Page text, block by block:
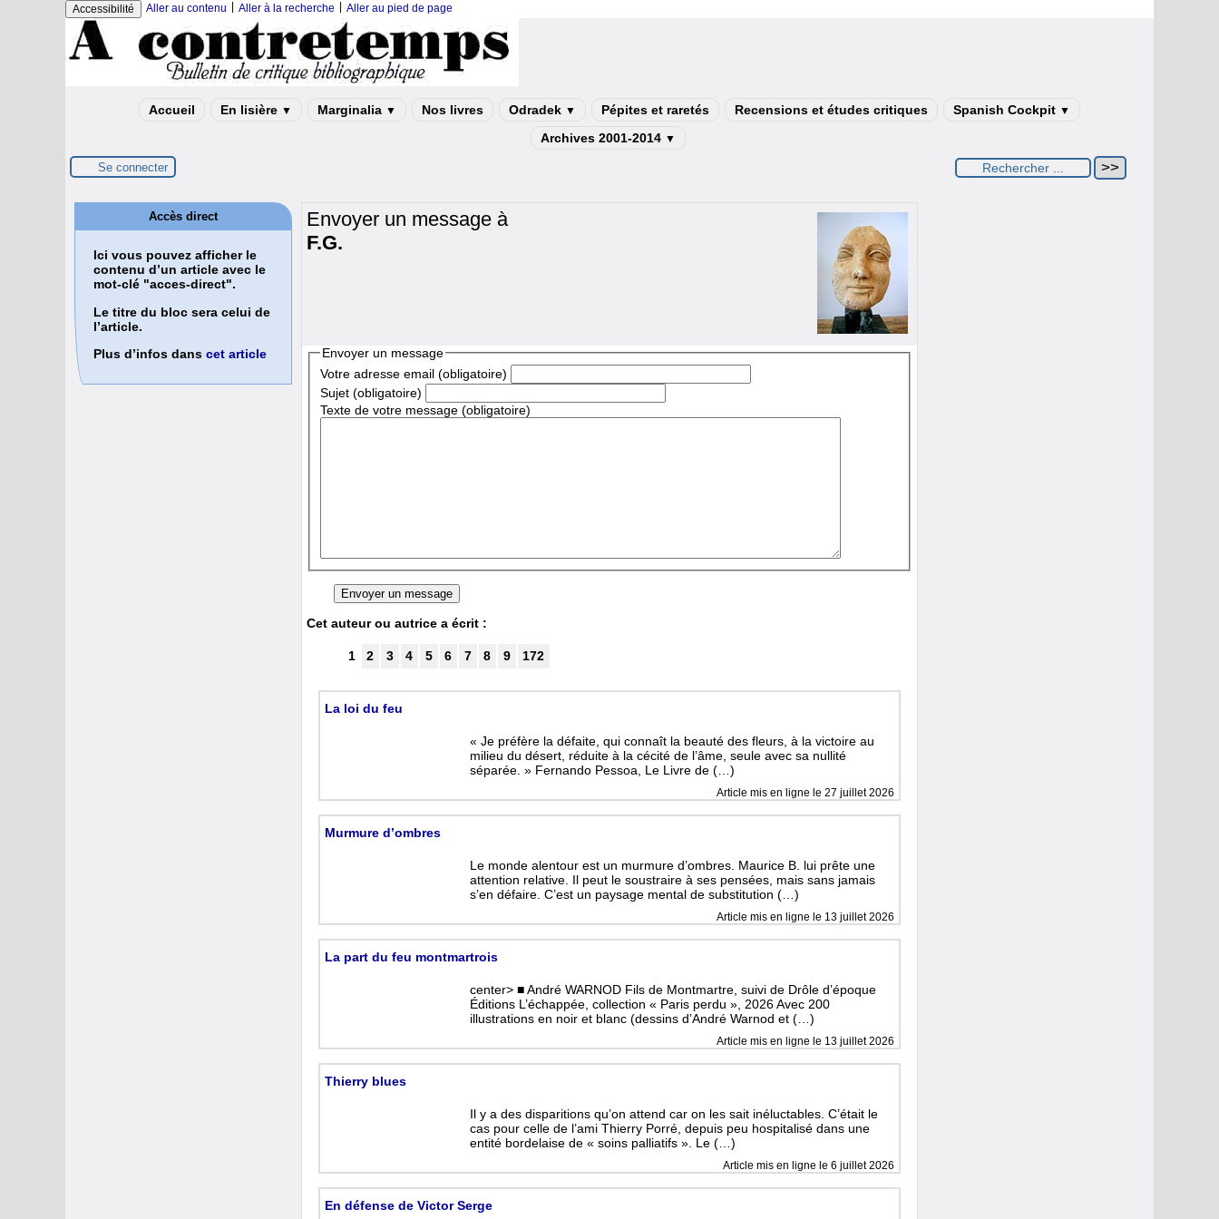
Accessibilité Aller au contenu Aller à la recherche Aller au pied de page
Accueil En lisière ▼ Marginalia ▼ Nos livres Odradek ▼ Pépites et raretés Recensions et études critiques Spanish Cockpit ▼
Archives 2001-2014 ▼
Se connecter
Envoyer un message à
F.G.
Envoyer un message
Votre adresse email (obligatoire)
Sujet (obligatoire)
Texte de votre message (obligatoire)
Cet auteur ou autrice a écrit :
1 2 3 4 5 6 7 8 9 172
La loi du feu
« Je préfère la défaite, qui connaît la beauté des fleurs, à la victoire au
milieu du désert, réduite à la cécité de l’âme, seule avec sa nullité
séparée. » Fernando Pessoa, Le Livre de (…)
Article mis en ligne le 27 juillet 2026
Murmure d’ombres
Le monde alentour est un murmure d’ombres. Maurice B. lui prête une
attention relative. Il peut le soustraire à ses pensées, mais sans jamais
s’en défaire. C’est un paysage mental de substitution (…)
Article mis en ligne le 13 juillet 2026
La part du feu montmartrois
center> ■ André WARNOD Fils de Montmartre, suivi de Drôle d’époque
Éditions L’échappée, collection « Paris perdu », 2026 Avec 200
illustrations en noir et blanc (dessins d’André Warnod et (…)
Article mis en ligne le 13 juillet 2026
Thierry blues
Il y a des disparitions qu’on attend car on les sait inéluctables. C’était le
cas pour celle de l’ami Thierry Porré, depuis peu hospitalisé dans une
entité bordelaise de « soins palliatifs ». Le (…)
Article mis en ligne le 6 juillet 2026
En défense de Victor Serge
Accès direct
Ici vous pouvez afficher le
contenu d’un article avec le
mot-clé "acces-direct".
Le titre du bloc sera celui de
l’article.
Plus d’infos dans cet article